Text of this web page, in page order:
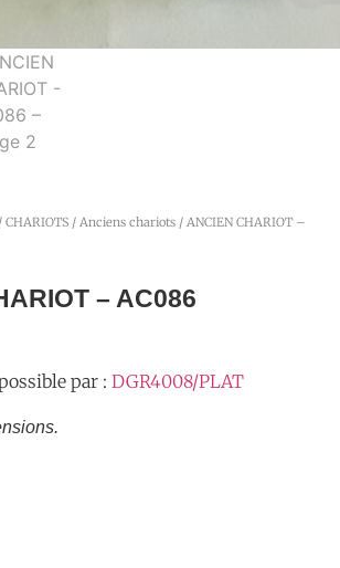
CHARIOTS / Anciens chariots / ANCIEN CHARIOT –
– AC086
par : DGR4008/PLAT